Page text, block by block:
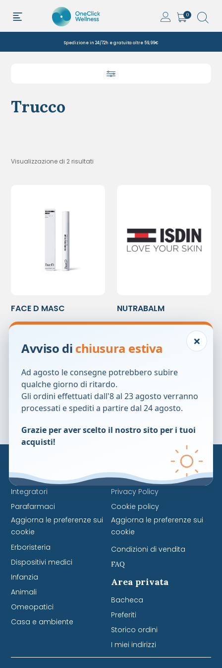
0
Spedizione in 24/72h e gratuita oltre 59,99€
Trucco
Visualizzazione di 2 risultati
FACE D MASC
CIGLIA/SOPRACCIGL
Prezzo precedente:18,00 €
NUTRABALM
REPARADOR LAB STICK
Prezzo precedente: 8,50€
Cosmetici
Integratori
Parafarmaci
Aggiorna le preferenze sui
cookie
Erboristeria
Dispositivi medici
Infanzia
Animali
Omeopatici
Casa e ambiente
Contattaci
Privacy Policy
Cookie policy
Aggiorna le preferenze sui
cookie
Condizioni di vendita
FAQ
Area privata
Bacheca
Preferiti
Storico ordini
I miei indirizzi
×
Avviso di chiusura estiva
Ad agosto le consegne potrebbero subire
qualche giorno di ritardo.
Gli ordini effettuati dall'8 al 23 agosto verranno
processati e spediti a partire dal 24 agosto.
Grazie per aver scelto il nostro sito per i tuoi
acquisti!